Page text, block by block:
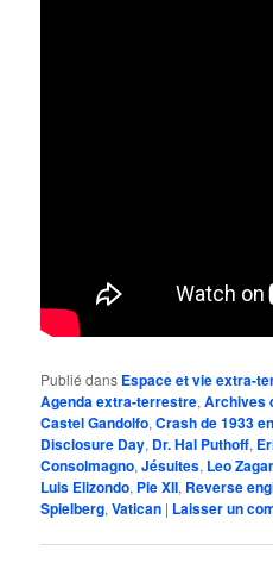
Publié dans Espace et vie extra-
Agenda extra-terrestre,Archives
Castel Gandolfo,Crash de 1933
Disclosure Day, Dr. Hal Puthoff,
Consolmagno,Jésuites, Leo
Luis Elizondo, Pie XII, Reverse
Spielberg,Vatican | Laisser un